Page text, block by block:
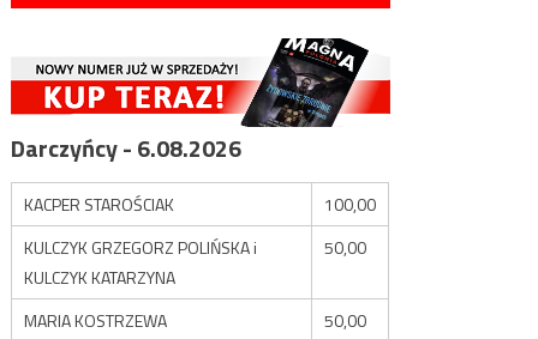
Darczyńcy - 6.08.2026
KACPER STAROŚCIAK
100,00
KULCZYK GRZEGORZ POLIŃSKA i
KULCZYK KATARZYNA
50,00
MARIA KOSTRZEWA
50,00